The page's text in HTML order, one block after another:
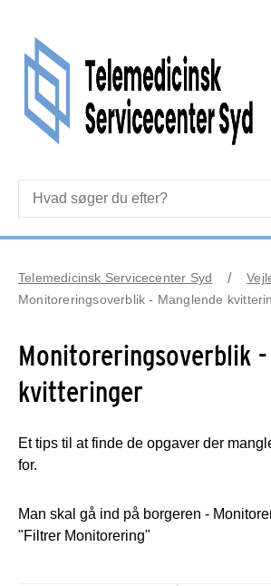
Telemedicinsk Servicecenter Syd
Monitoreringsoverblik - Manglende
Monitoreringsoverblik
kvitteringer
Et tips til at finde de opgaver der
for.
Man skal gå ind på borgeren -
"Filtrer Monitorering"